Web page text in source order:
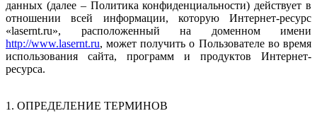
данных (далее – Политика конфиденциальности) действует в
отношении всей информации, которую Интернет-ресурс
«lasernt.ru», расположенный на доменном имени
http://www.lasernt.ru, может получить о Пользователе во время
использования сайта, программ и продуктов Интернет-
ресурса.
1. ОПРЕДЕЛЕНИЕ ТЕРМИНОВ